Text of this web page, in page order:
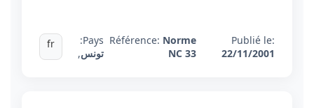
Publié le:
22/11/2001
Référence: Norme
NC 33
Pays:
تونس,
fr